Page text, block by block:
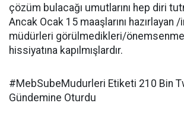
çözüm bulacağı umutlarını hep diri
Ancak Ocak 15 maaşlarını hazırlayan
müdürleri görülmedikleri/
hissiyatına kapılmışlardır.
#MebSubeMudurleri Etiketi 210 Bin
Gündemine Oturdu